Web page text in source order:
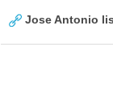
Jose Antonio